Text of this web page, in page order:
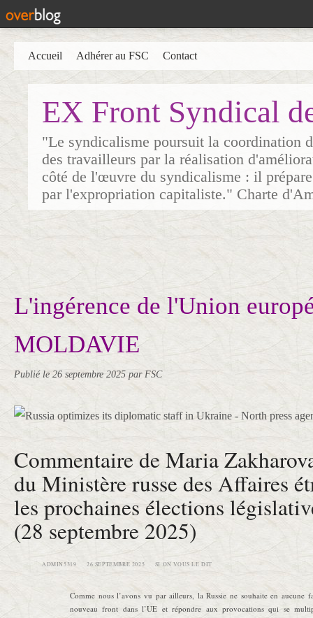
EX Front Syndical
"Le syndicalisme poursuit la coordination
des travailleurs par la réalisation
côté de l'œuvre du syndicalisme : il
par l'expropriation capitaliste." Charte
Accueil Adhérer au FSC Contact
L'ingérence de l'Union
MOLDAVIE
Publié le 26 septembre 2025 par FSC
Commentaire de Maria
du Ministère russe des Affaires
les prochaines élections
(28 septembre 2025)
ADMIN5319 26 SEPTEMBRE 2025 SI ON VOUS LE DIT
Comme nous l’avons vu par ailleurs, la Russie ne souhaite en aucune
nouveau front dans l’UE et répondre aux provocations qui se